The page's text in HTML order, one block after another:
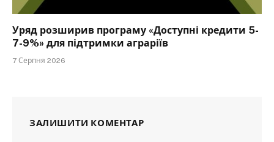
Уряд розширив програму «Доступні кредити 5-
7-9%» для підтримки аграріїв
7 Серпня 2026
ЗАЛИШИТИ КОМЕНТАР